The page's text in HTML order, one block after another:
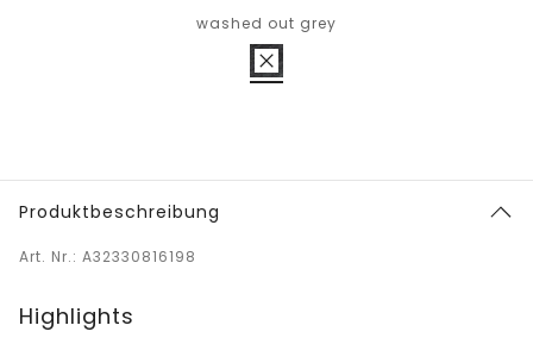
washed out grey
Produktbeschreibung
Art. Nr.: A32330816198
Highlights